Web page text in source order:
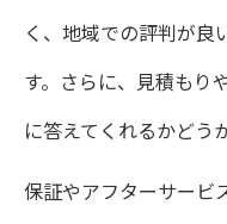
く、地域での評判が良
す。さらに、見積もり
に答えてくれるかどう
保証やアフターサービ